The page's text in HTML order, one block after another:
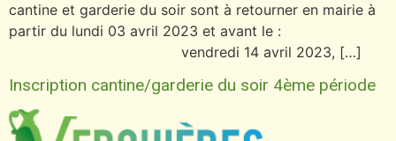
cantine et garderie du soir sont à retourner en mairie à
partir du lundi 03 avril 2023 et avant le :
vendredi 14 avril 2023, […]
Inscription cantine/garderie du soir 4ème période